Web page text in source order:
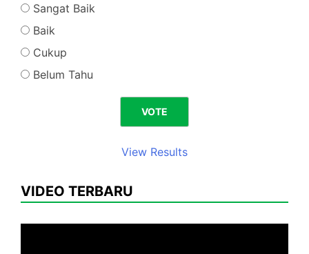
Sangat Baik
Baik
Cukup
Belum Tahu
View Results
VIDEO TERBARU